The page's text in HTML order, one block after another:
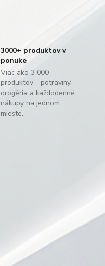
3000+ produktov v
ponuke
Viac ako 3 000
produktov – potraviny,
drogéria a každodenné
nákupy na jednom
mieste.